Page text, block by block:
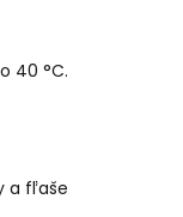
40 °C.
a fľaše